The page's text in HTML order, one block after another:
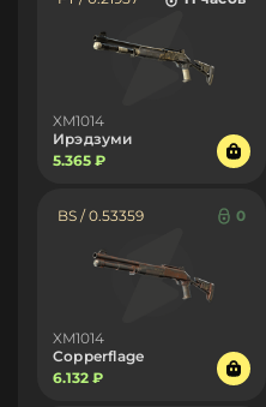
XM1014
Ирэдзуми
5.365 ₽
BS / 0.53359 0
XM1014
Copperflage
6.132 ₽